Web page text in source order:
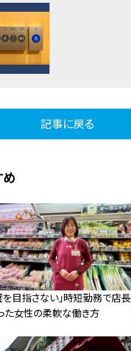
記事に戻る
め
を目指さない」時短勤務で店長
た女性の柔軟な働き方